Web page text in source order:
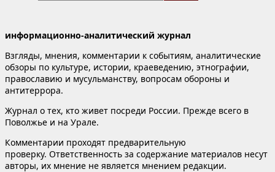
информационно-аналитический журнал
Взгляды, мнения, комментарии к событиям, аналитические
обзоры по культуре, истории, краеведению, этнографии,
православию и мусульманству, вопросам обороны и
антитеррора.
Журнал о тех, кто живет посреди России. Прежде всего в
Поволжье и на Урале.
Комментарии проходят предварительную
проверку. Ответственность за содержание материалов несут
авторы, их мнение не является мнением редакции.